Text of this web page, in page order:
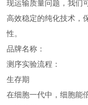
现运输质量问题，我们
高效稳定的纯化技术，
性。
品牌名称：
测序实验流程：
生存期
在细胞一代中，细胞能